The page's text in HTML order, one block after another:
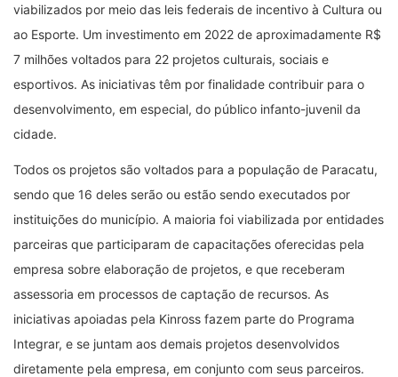
viabilizados por meio das leis federais de incentivo à Cultura ou
ao Esporte. Um investimento em 2022 de aproximadamente R$
7 milhões voltados para 22 projetos culturais, sociais e
esportivos. As iniciativas têm por finalidade contribuir para o
desenvolvimento, em especial, do público infanto-juvenil da
cidade.
Todos os projetos são voltados para a população de Paracatu,
sendo que 16 deles serão ou estão sendo executados por
instituições do município. A maioria foi viabilizada por entidades
parceiras que participaram de capacitações oferecidas pela
empresa sobre elaboração de projetos, e que receberam
assessoria em processos de captação de recursos. As
iniciativas apoiadas pela Kinross fazem parte do Programa
Integrar, e se juntam aos demais projetos desenvolvidos
diretamente pela empresa, em conjunto com seus parceiros.